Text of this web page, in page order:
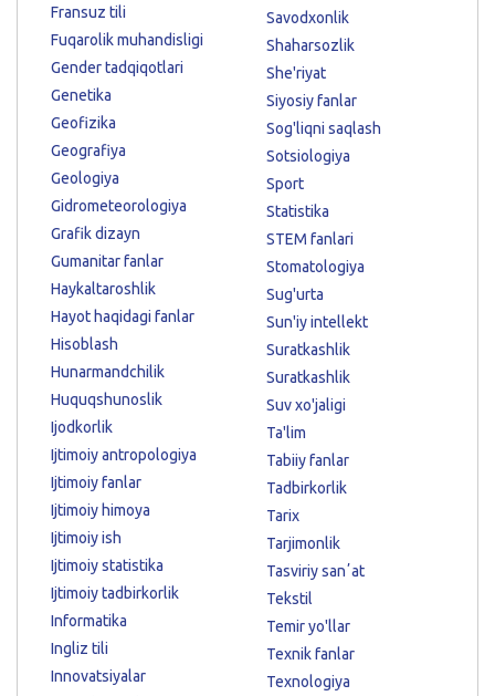
Fransuz tili
Fuqarolik muhandisligi
Gender tadqiqotlari
Genetika
Geofizika
Geografiya
Geologiya
Gidrometeorologiya
Grafik dizayn
Gumanitar fanlar
Haykaltaroshlik
Hayot haqidagi fanlar
Hisoblash
Hunarmandchilik
Huquqshunoslik
Ijodkorlik
Ijtimoiy antropologiya
Ijtimoiy fanlar
Ijtimoiy himoya
Ijtimoiy ish
Ijtimoiy statistika
Ijtimoiy tadbirkorlik
Informatika
Ingliz tili
Innovatsiyalar
Savodxonlik
Shaharsozlik
She'riyat
Siyosiy fanlar
Sog'liqni saqlash
Sotsiologiya
Sport
Statistika
STEM fanlari
Stomatologiya
Sug'urta
Sun'iy intellekt
Suratkashlik
Suratkashlik
Suv xo'jaligi
Ta'lim
Tabiiy fanlar
Tadbirkorlik
Tarix
Tarjimonlik
Tasviriy sanʼat
Tekstil
Temir yo'llar
Texnik fanlar
Texnologiya